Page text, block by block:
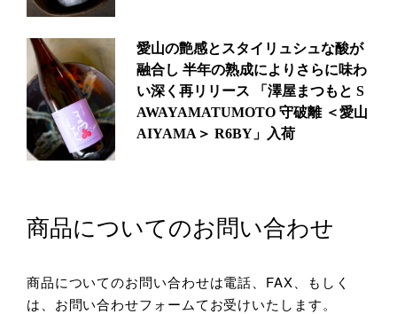
愛山の艶感とスタイリュシュな酸が
融合し 半年の熟成によりさらに味わ
い深く再リリース 「澤屋まつもと S
AWAYAMATUMOTO 守破離 ＜愛山
AIYAMA＞ R6BY」入荷
商品についてのお問い合わせ
商品についてのお問い合わせは電話、FAX、もしく
は、お問い合わせフォームてお受けいたします。